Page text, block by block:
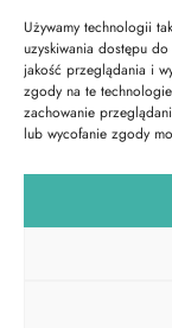
Używamy technologii
uzyskiwania dostępu
jakość przeglądania i
zgody na te
zachowanie
lub wycofanie zgody